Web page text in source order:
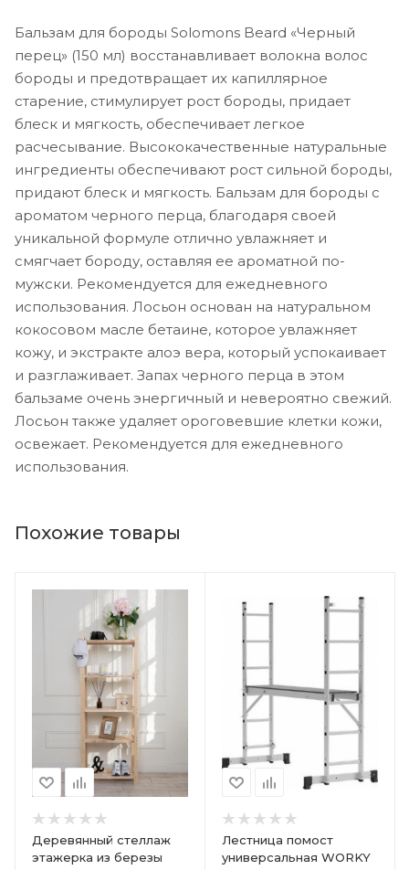
Бальзам для бороды Solomons Beard «Черный
перец» (150 мл) восстанавливает волокна волос
бороды и предотвращает их капиллярное
старение, стимулирует рост бороды, придает
блеск и мягкость, обеспечивает легкое
расчесывание. Высококачественные натуральные
ингредиенты обеспечивают рост сильной бороды,
придают блеск и мягкость. Бальзам для бороды с
ароматом черного перца, благодаря своей
уникальной формуле отлично увлажняет и
смягчает бороду, оставляя ее ароматной по-
мужски. Рекомендуется для ежедневного
использования. Лосьон основан на натуральном
кокосовом масле бетаине, которое увлажняет
кожу, и экстракте алоэ вера, который успокаивает
и разглаживает. Запах черного перца в этом
бальзаме очень энергичный и невероятно свежий.
Лосьон также удаляет ороговевшие клетки кожи,
освежает. Рекомендуется для ежедневного
использования.
Похожие товары
Деревянный стеллаж
этажерка из березы
Лестница помост
универсальная WORKY